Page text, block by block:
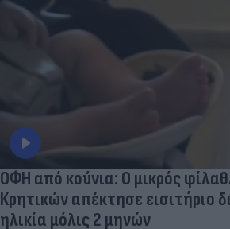
ΟΦΗ από κούνια: Ο μικρός
Κρητικών απέκτησε εισιτήριο
ηλικία μόλις 2 μηνών